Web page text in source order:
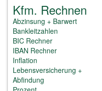
Kfm. Rechnen
Abzinsung + Barwert
Bankleitzahlen
BIC Rechner
IBAN Rechner
Inflation
Lebensversicherung +
Abfindung